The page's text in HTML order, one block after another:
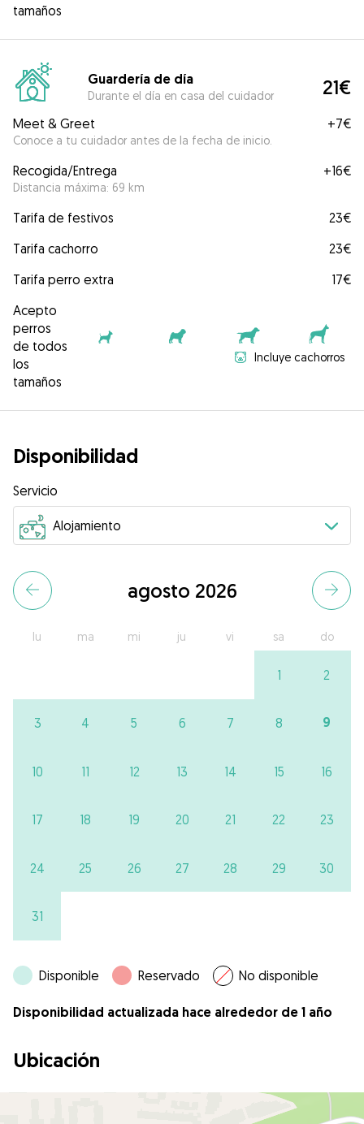
tamaños
Guardería de día
Durante el día en casa del cuidador 21€
Meet & Greet
Conoce a tu cuidador antes de la fecha de inicio.
+7€
Recogida/Entrega
Distancia máxima: 69 km
+16€
Tarifa de festivos
23€
Tarifa cachorro
23€
Tarifa perro extra
17€
Acepto
perros
de todos
los
tamaños
Incluye cachorros
Disponibilidad
Servicio
agosto 2026
lu ma mi ju vi sa do
1 2
3 4 5 6 7 8 9
10 11 12 13 14 15 16
17 18 19 20 21 22 23
24 25 26 27 28 29 30
31
Disponible Reservado No disponible
Disponibilidad actualizada hace alrededor de 1 año
Ubicación